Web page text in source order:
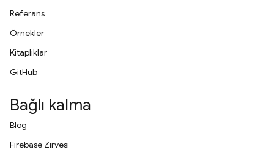
Referans
Örnekler
Kitaplıklar
GitHub
Bağlı kalma
Blog
Firebase Zirvesi